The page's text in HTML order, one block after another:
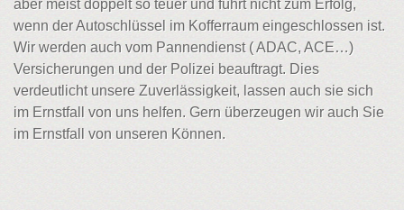
aber meist doppelt so teuer und führt nicht zum Erfolg,
wenn der Autoschlüssel im Kofferraum eingeschlossen ist.
Wir werden auch vom Pannendienst ( ADAC, ACE…)
Versicherungen und der Polizei beauftragt. Dies
verdeutlicht unsere Zuverlässigkeit, lassen auch sie sich
im Ernstfall von uns helfen. Gern überzeugen wir auch Sie
im Ernstfall von unseren Können.